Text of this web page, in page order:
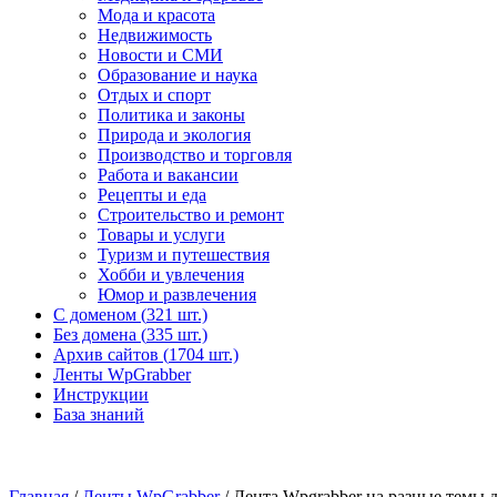
Мода и красота
Недвижимость
Новости и СМИ
Образование и наука
Отдых и спорт
Политика и законы
Природа и экология
Производство и торговля
Работа и вакансии
Рецепты и еда
Строительство и ремонт
Товары и услуги
Туризм и путешествия
Хобби и увлечения
Юмор и развлечения
С доменом (321 шт.)
Без домена (335 шт.)
Архив сайтов (1704 шт.)
Ленты WpGrabber
Инструкции
База знаний